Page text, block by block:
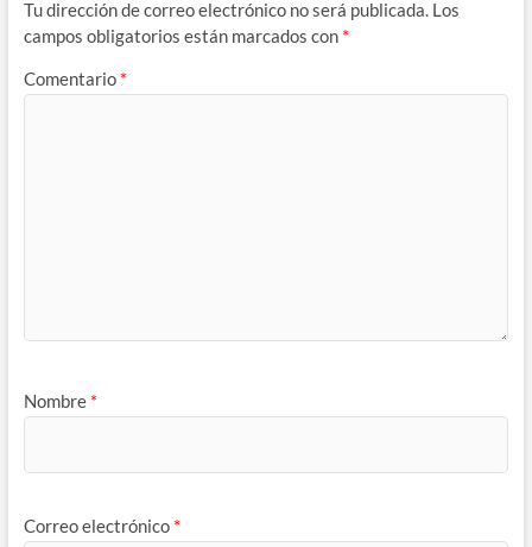
Tu dirección de correo electrónico no será publicada. Los
campos obligatorios están marcados con *
Comentario *
Nombre *
Correo electrónico *